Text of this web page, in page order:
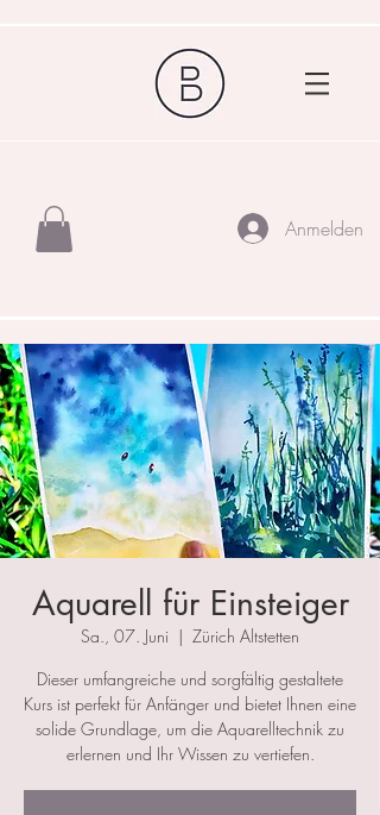
Anmelden
Aquarell für Einsteiger
Sa., 07. Juni
  |
Zürich Altstetten
Dieser umfangreiche und sorgfältig gestaltete
Kurs ist perfekt für Anfänger und bietet Ihnen eine
solide Grundlage, um die Aquarelltechnik zu
erlernen und Ihr Wissen zu vertiefen.